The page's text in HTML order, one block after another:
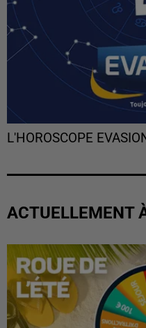
L'HOROSCOPE
ACTUELLEMENT